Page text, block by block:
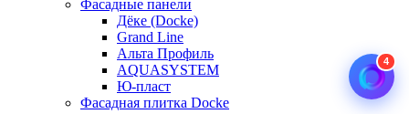
Фасадные панели
Дёке (Docke)
Grand Line
Альта Профиль
AQUASYSTEM
Ю-пласт
Фасадная плитка Docke
4